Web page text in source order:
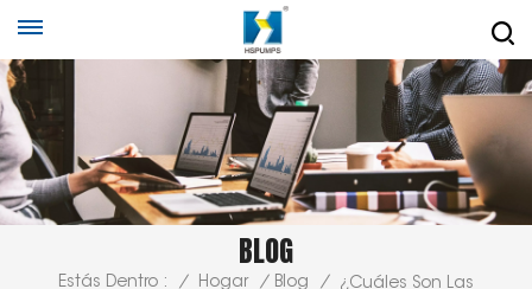
BLOG
Estás Dentro : / Hogar / Blog /
¿Cuáles Son Las